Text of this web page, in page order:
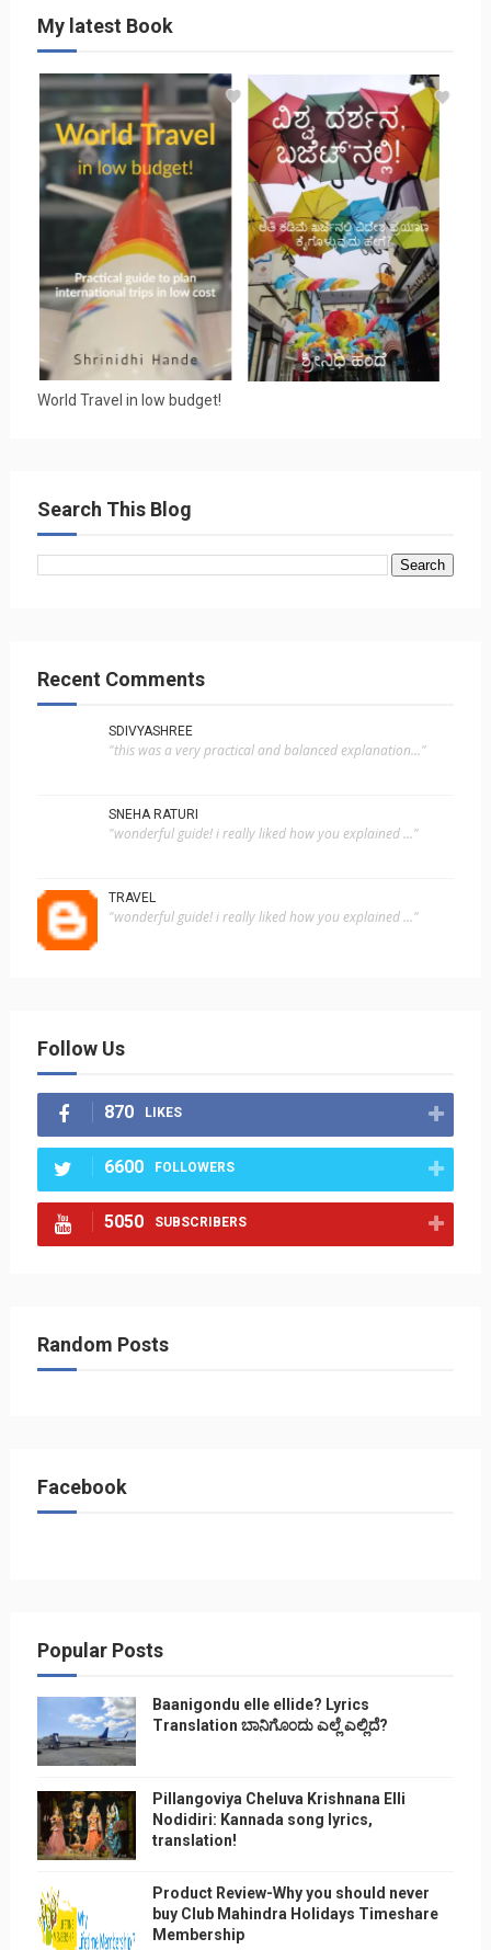
My latest Book
World Travel in low budget!
Search This Blog
Recent Comments
SDIVYASHREE
"this was a very practical and balanced explanation..."
SNEHA RATURI
"wonderful guide! i really liked how you explained ..."
TRAVEL
"wonderful guide! i really liked how you explained ..."
Follow Us
870 LIKES
6600 FOLLOWERS
5050 SUBSCRIBERS
Random Posts
Facebook
Popular Posts
Baanigondu elle ellide? Lyrics
Translation ಬಾನಿಗೊ೦ದು ಎಲ್ಲೆ ಎಲ್ಲಿದೆ?
Pillangoviya Cheluva Krishnana Elli
Nodidiri: Kannada song lyrics,
translation!
Product Review-Why you should never
buy Club Mahindra Holidays Timeshare
Membership